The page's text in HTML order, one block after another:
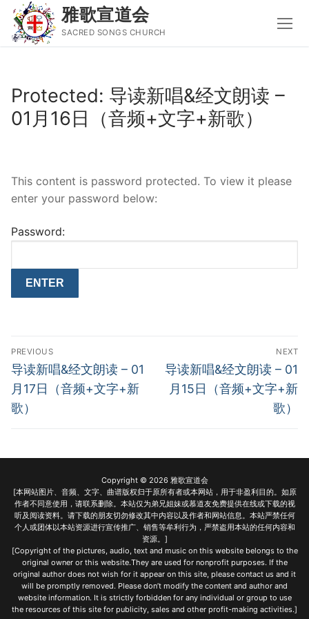
content
雅歌宣道会
SACRED SONGS CHURCH
Search
for:
音乐事工
神学研究
关于我们
Protected: 导读新唱&经文朗读 –
01月16日（音频+文字+新歌）
This content is password protected. To view it please
enter your password below:
Password:
Post
navigation
PREVIOUS
Previous
post:
导读新唱&经文朗读 – 01
月17日（音频+文字+新
歌）
NEXT
Next
post:
导读新唱&经文朗读 – 01
月15日（音频+文字+新
歌）
Copyright © 2026 雅歌宣道会
[本网站图片、音频、文字、曲谱版权归于原所有者或本网站，用于非盈利目的。如原
作者不同意使用，请联系删除。本站仅为弟兄姐妹或慕道友免费提供在线或下载的视
听及阅读资料。请下载的朋友切勿修改其中内容以及作者和网站信息。本站严禁任何
个人或团体以本站资源进行宣传推广、销售等牟利行为，严禁盗用本站的任何内容和
资源。]
[Copyright of the pictures, audio, text and music on this website belongs to the
original owner or this website.They are used for nonprofit purposes. If the
original author does not wish for it appear on this site, please contact us and it
will be promptly removed. Please don’t modify the content and author and
website information. It is strictly forbidden for any individual or group to use
the resources of this site for publicity, sales and other profit-making activities.]